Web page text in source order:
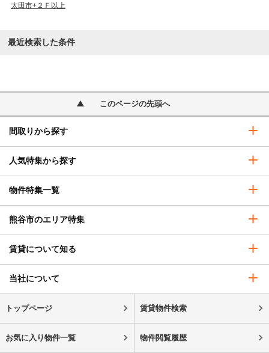
太田市+２Ｆ以上
最近検索した条件
このページの先頭へ
間取りから探す
人気特集から探す
物件特集一覧
熊谷市のエリア特集
賃貸について知る
当社について
トップページ 賃貸物件検索
お気に入り物件一覧 物件閲覧履歴